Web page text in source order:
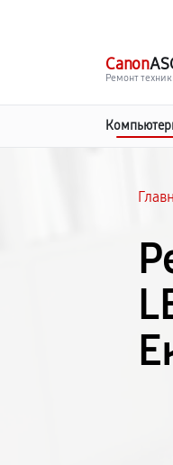
Canon
Ремонт